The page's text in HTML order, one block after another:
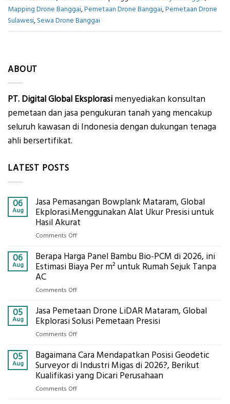
Mapping Drone Banggai,Pemetaan Drone Banggai,Pemetaan Drone
Sulawesi,Sewa Drone Banggai
ABOUT
PT. Digital Global Eksplorasi menyediakan konsultan
pemetaan dan jasa pengukuran tanah yang mencakup
seluruh kawasan di Indonesia dengan dukungan tenaga
ahli bersertifikat.
LATEST POSTS
06
Aug
Jasa Pemasangan Bowplank Mataram, Global
Ekplorasi.Menggunakan Alat Ukur Presisi untuk
Hasil Akurat
Comments Offon
Pemasangan
Bowplank
Ukur
Presisi
untuk
Akurat
06
Aug
Berapa Harga Panel Bambu Bio-PCM di 2026, ini
Estimasi Biaya Per m² untuk Rumah Sejuk Tanpa
AC
Comments Offon
Harga
Panel
di
2026,
ini
Estimasi
05
Aug
Jasa Pemetaan Drone LiDAR Mataram, Global
Ekplorasi Solusi Pemetaan Presisi
Comments Offon
Pemetaan
Drone
LiDAR
Mataram,
05
Aug
Bagaimana Cara Mendapatkan Posisi Geodetic
Surveyor di Industri Migas di 2026?, Berikut
Kualifikasi yang Dicari Perusahaan
Comments Offon